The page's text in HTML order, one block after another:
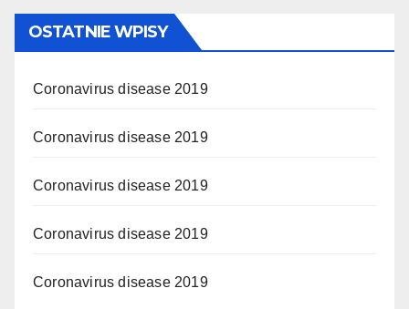
OSTATNIE WPISY
Coronavirus disease 2019
Coronavirus disease 2019
Coronavirus disease 2019
Coronavirus disease 2019
Coronavirus disease 2019